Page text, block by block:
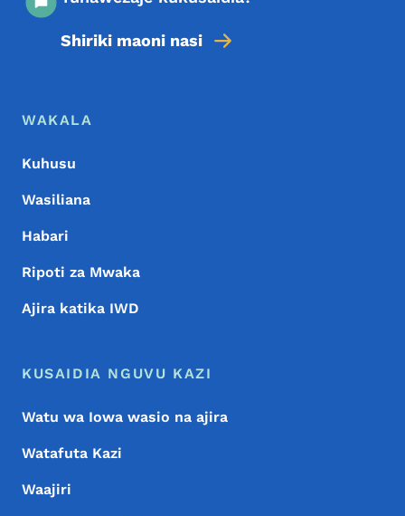
Shiriki maoni nasi
Menyu ya Chini
Footer
WAKALA
Kuhusu
Wasiliana
Habari
Ripoti za Mwaka
Ajira katika IWD
KUSAIDIA NGUVU KAZI
Watu wa Iowa wasio na ajira
Watafuta Kazi
Waajiri